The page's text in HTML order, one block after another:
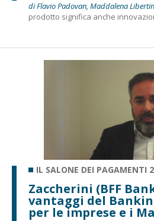
di Flavio Padovan, Maddalena
prodotto significa anche
IL SALONE DEI PAGAMENTI
Zaccherini (BFF
vantaggi del
per le imprese e i